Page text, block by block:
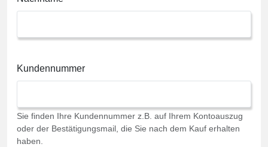
Kundennummer
Sie finden Ihre Kundennummer z.B. auf Ihrem Kontoauszug
oder der Bestätigungsmail, die Sie nach dem Kauf erhalten
haben.